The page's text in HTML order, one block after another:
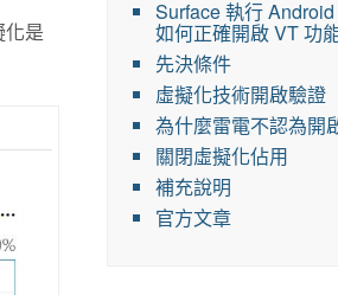
是
Surface 執行
如何正確開啟 VT 功
先決條件
虛擬化技術開啟驗證
為什麼雷電不認為開
關閉虛擬化佔用
補充說明
官方文章